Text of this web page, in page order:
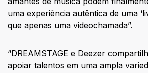
uma experiência autêntica de uma
que apenas uma videochamada”.
“DREAMSTAGE e Deezer
apoiar talentos em uma ampla